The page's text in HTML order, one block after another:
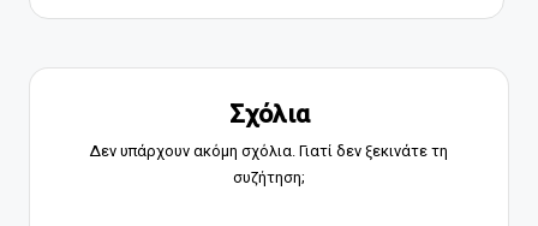
Σχόλια
Δεν υπάρχουν ακόμη σχόλια. Γιατί δεν ξεκινάτε τη
συζήτηση;